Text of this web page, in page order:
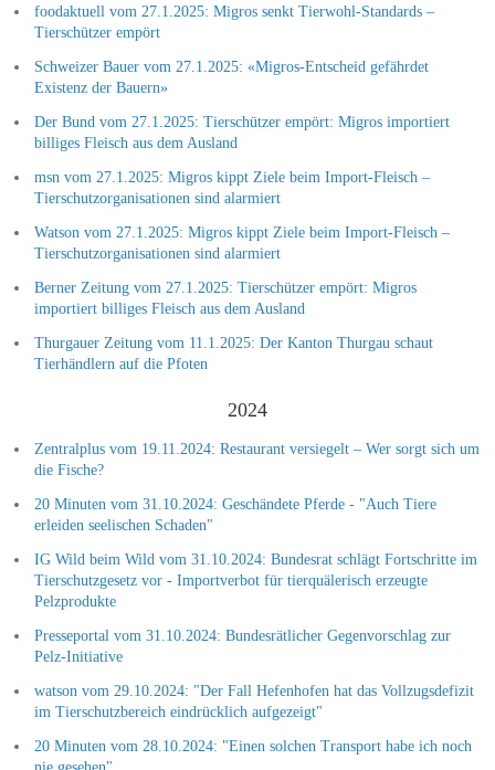
foodaktuell vom 27.1.2025: Migros senkt Tierwohl-Standards –
Tierschützer empört
Schweizer Bauer vom 27.1.2025: «Migros-Entscheid gefährdet
Existenz der Bauern»
Der Bund vom 27.1.2025: Tierschützer empört: Migros importiert
billiges Fleisch aus dem Ausland
msn vom 27.1.2025: Migros kippt Ziele beim Import-Fleisch –
Tierschutzorganisationen sind alarmiert
Watson vom 27.1.2025: Migros kippt Ziele beim Import-Fleisch –
Tierschutzorganisationen sind alarmiert
Berner Zeitung vom 27.1.2025: Tierschützer empört: Migros
importiert billiges Fleisch aus dem Ausland
Thurgauer Zeitung vom 11.1.2025: Der Kanton Thurgau schaut
Tierhändlern auf die Pfoten
2024
Zentralplus vom 19.11.2024: Restaurant versiegelt – Wer sorgt sich um
die Fische?
20 Minuten vom 31.10.2024: Geschändete Pferde - "Auch Tiere
erleiden seelischen Schaden"
IG Wild beim Wild vom 31.10.2024: Bundesrat schlägt Fortschritte im
Tierschutzgesetz vor - Importverbot für tierquälerisch erzeugte
Pelzprodukte
Presseportal vom 31.10.2024: Bundesrätlicher Gegenvorschlag zur
Pelz-Initiative
watson vom 29.10.2024: "Der Fall Hefenhofen hat das Vollzugsdefizit
im Tierschutzbereich eindrücklich aufgezeigt"
20 Minuten vom 28.10.2024: "Einen solchen Transport habe ich noch
nie gesehen"